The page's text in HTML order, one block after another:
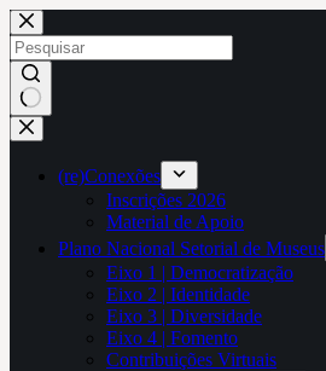
Pular
para
o
conteúdo
Sem
resultados
(re)Conexões
Inscrições 2026
Material de Apoio
Plano Nacional Setorial de Museus
Eixo 1 | Democratização
Eixo 2 | Identidade
Eixo 3 | Diversidade
Eixo 4 | Fomento
Contribuições Virtuais